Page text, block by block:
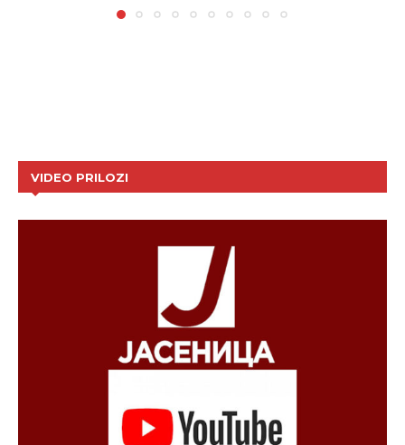
VIDEO PRILOZI